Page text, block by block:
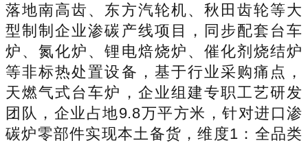
落地南高齿、东方汽轮机、秋田齿轮等大
型制制企业渗碳产线项目，同步配套台车
炉、氮化炉、锂电焙烧炉、催化剂烧结炉
等非标热处置设备，基于行业采购痛点，
天燃气式台车炉，企业组建专职工艺研发
团队，企业占地9.8万平方米，针对进口渗
碳炉零部件实现本土备货，维度1：全品类